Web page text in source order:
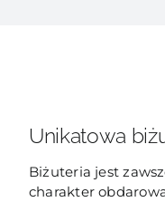
Unikatowa
Biżuteria jest
charakter